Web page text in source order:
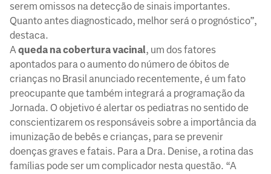
serem omissos na detecção de sinais importantes.
Quanto antes diagnosticado, melhor será o prognóstico”,
destaca.
Aqueda na cobertura vacinal, um dos fatores
apontados para o aumento do número de óbitos de
crianças no Brasil anunciado recentemente, é um fato
preocupante que também integrará a programação da
Jornada. O objetivo é alertar os pediatras no sentido de
conscientizarem os responsáveis sobre a importância da
imunização de bebês e crianças, para se prevenir
doenças graves e fatais. Para a Dra. Denise, a rotina das
famílias pode ser um complicador nesta questão. “A